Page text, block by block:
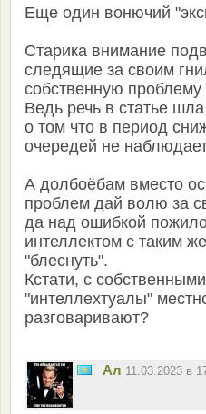
Еще один вонючий
Старика внимание
следящие за своим
собственную
Ведь речь в статье
о том что в период
очередей не
А долбоёбам вместо
проблем дай волю за
да над ошибкой
интеллектом с таким
"блеснуть".
Кстати, с
"интеллехтуалы"
разговаривают?
Ал 11.03.2023 в